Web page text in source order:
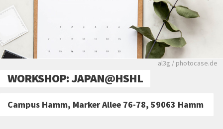
Rote leere
al3g / photocase.de
WORKSHOP: JAPAN@HSHL
Campus Hamm, Marker Allee 76-78, 59063 Hamm